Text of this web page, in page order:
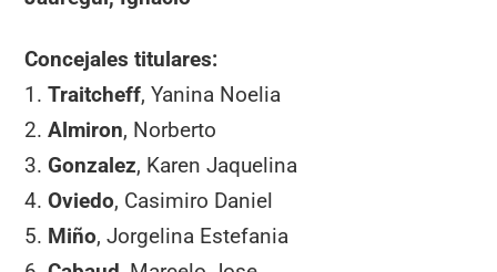
Concejales titulares:
1.Traitcheff, Yanina Noelia
2.Almiron, Norberto
3. Gonzalez, Karen Jaquelina
4.Oviedo, Casimiro Daniel
5. Miño, Jorgelina Estefania